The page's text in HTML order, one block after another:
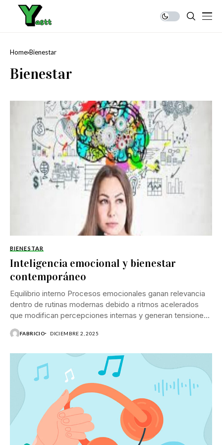
Home Bienestar
Bienestar
BIENESTAR
Inteligencia emocional y bienestar
contemporáneo
Equilibrio interno Procesos emocionales ganan relevancia
dentro de rutinas modernas debido a ritmos acelerados
que modifican percepciones internas y generan tensiones
que atraviesan...
FABRICIO DICIEMBRE 2, 2025